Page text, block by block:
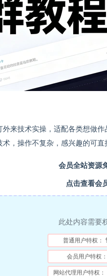
来技术实操，适配各类想做作
术，操作不复杂，感兴趣的可
会员全站资源
点击查看会
此处内容需要
普通用户特权：
会员用户特权：
网站代理用户特权：